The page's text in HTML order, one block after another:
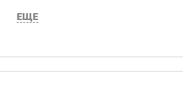
ЕЩЕ